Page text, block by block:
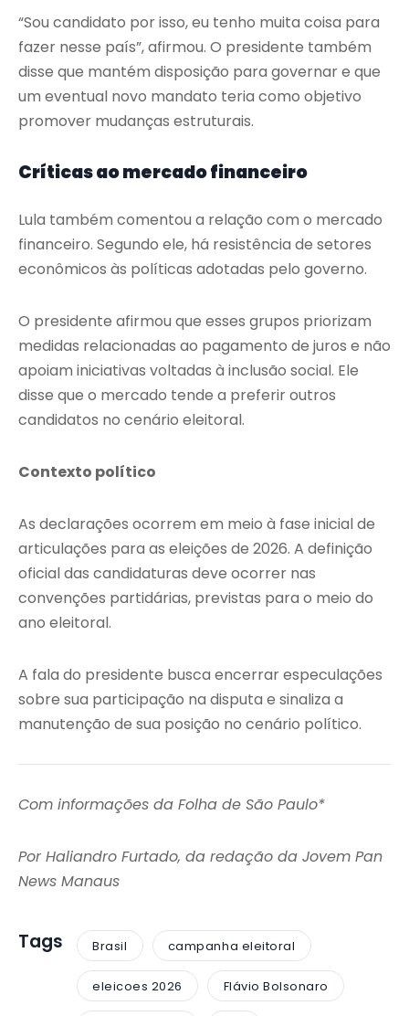
“Sou candidato por isso, eu tenho muita coisa para
fazer nesse país”, afirmou. O presidente também
disse que mantém disposição para governar e que
um eventual novo mandato teria como objetivo
promover mudanças estruturais.
Críticas ao mercado financeiro
Lula também comentou a relação com o mercado
financeiro. Segundo ele, há resistência de setores
econômicos às políticas adotadas pelo governo.
O presidente afirmou que esses grupos priorizam
medidas relacionadas ao pagamento de juros e não
apoiam iniciativas voltadas à inclusão social. Ele
disse que o mercado tende a preferir outros
candidatos no cenário eleitoral.
Contexto político
As declarações ocorrem em meio à fase inicial de
articulações para as eleições de 2026. A definição
oficial das candidaturas deve ocorrer nas
convenções partidárias, previstas para o meio do
ano eleitoral.
A fala do presidente busca encerrar especulações
sobre sua participação na disputa e sinaliza a
manutenção de sua posição no cenário político.
Com informações da Folha de São Paulo*
Por Haliandro Furtado, da redação da Jovem Pan
News Manaus
Tags Brasil campanha eleitoral
eleicoes 2026 Flávio Bolsonaro